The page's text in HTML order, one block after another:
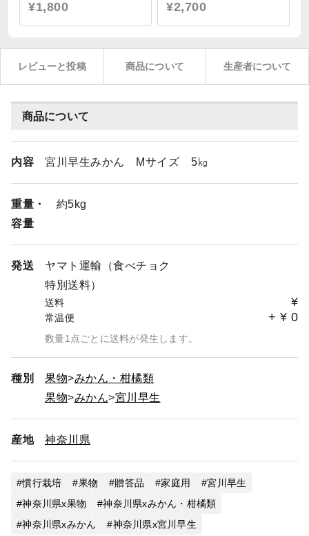
¥1,800 ¥2,700
レビューと投稿 商品について 生産者について
商品について
内容 宮川早生みかん Mサイズ 5㎏
重量・
容量
約5kg
発送
ヤマト運輸（食べチョク
特別送料）
送料 ¥
常温便 + ¥ 0
数量1点ごとに送料が発生します。
種別 果物
みかん・柑橘類
果物
みかん 宮川早生
産地 神奈川県
慣行栽培 果物 贈答品 家庭用
宮川早生
神奈川県x果物
神奈川県xみかん・柑橘類
神奈川県xみかん
神奈川県x宮川早生